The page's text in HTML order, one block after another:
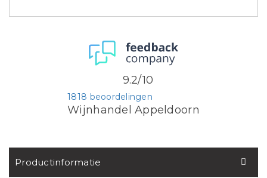
Wijnhandel Appeldoorn
1818 beoordelingen
9.2/10
Productinformatie